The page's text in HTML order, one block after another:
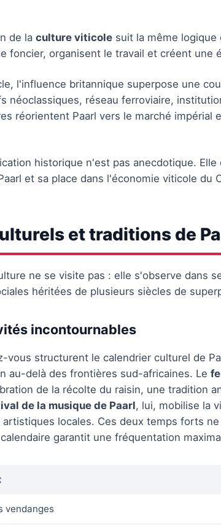
de la culture viticole suit la même
foncier, organisent le travail et créent une
l'influence britannique superpose une
néoclassiques, réseau ferroviaire,
réorientent Paarl vers le marché impérial
historique n'est pas anecdotique.
et sa place dans l'économie viticole du
et traditions de
ne se visite pas : elle s'observe dans
héritées de plusieurs siècles de
incontournables
vous structurent le calendrier culturel de
au-delà des frontières sud-africaines. Le
de la récolte du raisin, une tradition
de la musique de Paarl, lui, mobilise la
locales. Ces deux temps forts
garantit une fréquentation
vendanges